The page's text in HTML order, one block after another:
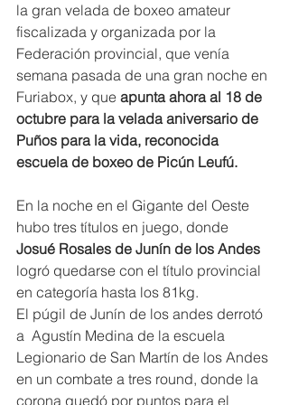
la gran velada de boxeo amateur
fiscalizada y organizada por la
Federación provincial, que venía
semana pasada de una gran noche en
Furiabox, y que apunta ahora al 18 de
octubre para la velada aniversario de
Puños para la vida, reconocida
escuela de boxeo de Picún Leufú.
En la noche en el Gigante del Oeste
hubo tres títulos en juego, donde
Josué Rosales de Junín de los Andes
logró quedarse con el título provincial
en categoría hasta los 81kg.
El púgil de Junín de los andes derrotó
a  Agustín Medina de la escuela
Legionario de San Martín de los Andes
en un combate a tres round, donde la
corona quedó por puntos para el